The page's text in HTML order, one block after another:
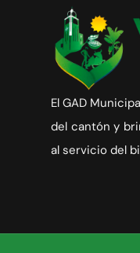
El GAD
del cantón y
al servicio del